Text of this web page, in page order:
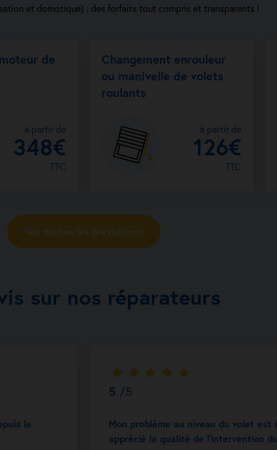
Voir la fiche artisan
Patrice ROY
280 Route de Vacquiers 31620
Fenêtre et porte d’entrée
Menuiserie intérieure
et domotique) : des forfaits tout compris et transparents !
de
à partir de
348€
TTC
Changement enrouleur
ou manivelle de volets
roulants
à partir de
126€
TTC
Voir toutes les prestations
sur nos réparateurs
le
5 /5
Mon problème au niveau du volet est
apprécié la qualité de l’intervention